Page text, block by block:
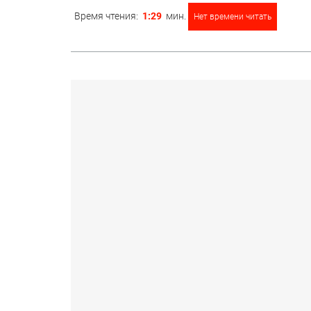
Время чтения: 1:29 мин. Нет времени читать